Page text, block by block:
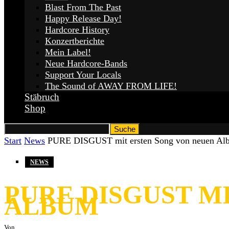
Blast From The Past
Happy Release Day!
Hardcore History
Konzertberichte
Mein Label!
Neue Hardcore-Bands
Support Your Locals
The Sound of AWAY FROM LIFE!
Stäbruch
Shop
Start News PURE DISGUST mit ersten Song von neuen
NEWS
PURE DISGUST
ALBUM
Von